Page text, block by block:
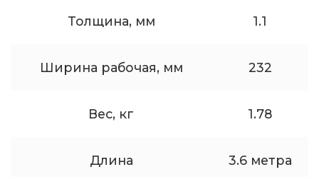
Толщина, мм 1.1
Ширина рабочая, мм 232
Вес, кг 1.78
Длина 3.6 метра